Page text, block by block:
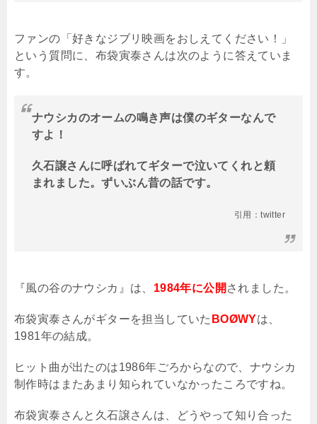
ファンの「好きなジブリ映画をおしえてください！」
という質問に、布袋寅泰さんは次のように答えていま
す。
ナウシカのオームの鳴き声は僕のギターなんで
すよ！
久石譲さんに呼ばれてギターで泣いてくれと頼
まれました。ずいぶん昔の話です。
引用：twitter
『風の谷のナウシカ』は、 1984年に公開 されました。
布袋寅泰さんがギターを担当していた BOØWYは、
1981年の結成。
ヒット曲が出たのは1986年ごろからなので、ナウシカ
制作時はまたあまり知られていなかったころですね。
布袋寅泰さんと久石譲さんは、どうやって知り合った